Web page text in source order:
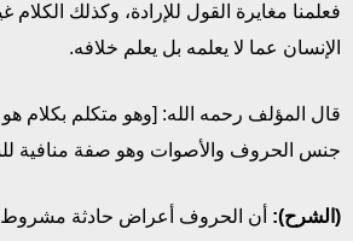
فعلمنا مغايرة القول للإرادة، وكذلك الكلام
الإنسان عما لا يعلمه بل يعلم خلافه.
قال المؤلف رحمه الله: [وهو متكلم بكلام
جنس الحروف والأصوات وهو صفة منافية
(الشرح): أن الحروف أعراض حادثة مشروط